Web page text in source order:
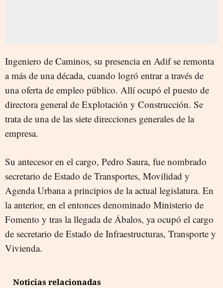
Ingeniero de Caminos, su presencia en Adif se remonta
a más de una década, cuando logró entrar a través de
una oferta de empleo público. Allí ocupó el puesto de
directora general de Explotación y Construcción. Se
trata de una de las siete direcciones generales de la
empresa.
Su antecesor en el cargo, Pedro Saura, fue nombrado
secretario de Estado de Transportes, Movilidad y
Agenda Urbana a principios de la actual legislatura. En
la anterior, en el entonces denominado Ministerio de
Fomento y tras la llegada de Ábalos, ya ocupó el cargo
de secretario de Estado de Infraestructuras, Transporte y
Vivienda.
Noticias relacionadas